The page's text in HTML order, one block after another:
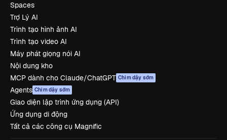
Spaces
Trợ Lý AI
Trình tạo hình ảnh AI
Trình tạo video AI
Máy phát giọng nói AI
Nội dung kho
MCP dành cho Claude/ChatGPT Chim dậy sớm
Agents Chim dậy sớm
Giao diện lập trình ứng dụng (API)
Ứng dụng di động
Tất cả các công cụ Magnific